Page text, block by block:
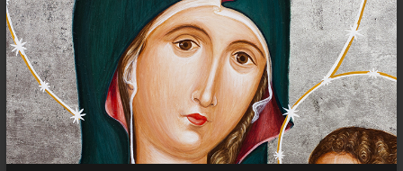
Przejdź
do
treści